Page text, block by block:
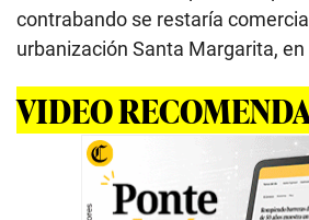
contrabando se restaría
urbanización Santa Margarita, en
VIDEO